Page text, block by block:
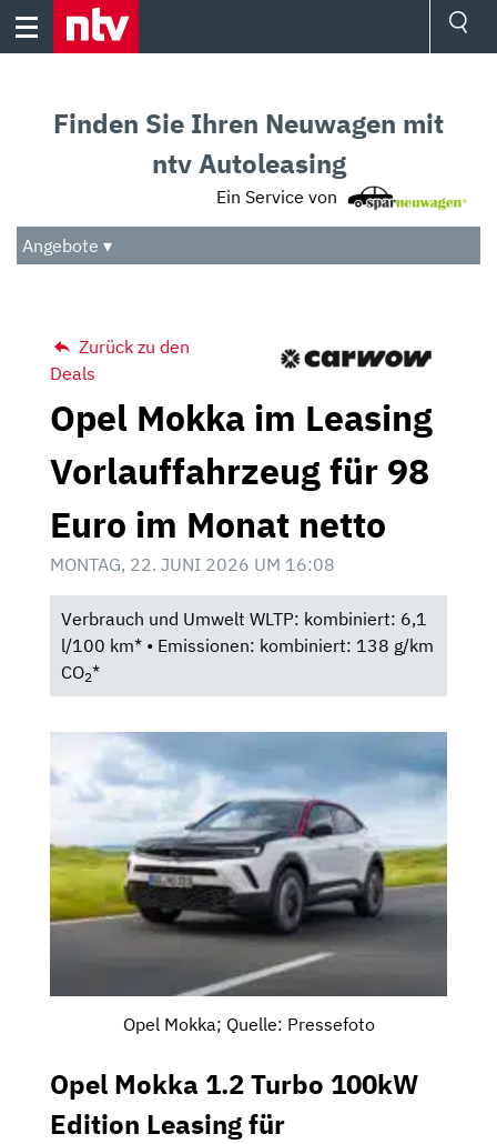
Skip
Audio
Das Beste
Finden Sie Ihren Neuwagen mit
ntv Autoleasing
Ein Service von
Angebote ▾
Zurück zu den
Deals
Opel Mokka im Leasing
Vorlauffahrzeug für 98
Euro im Monat netto
MONTAG, 22. JUNI 2026 UM 16:08
Verbrauch und Umwelt WLTP: kombiniert: 6,1
l/100 km* • Emissionen: kombiniert: 138 g/km
CO2*
Opel Mokka; Quelle: Pressefoto
Opel Mokka 1.2 Turbo 100kW
Edition Leasing für